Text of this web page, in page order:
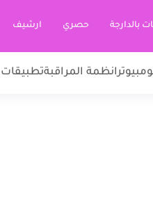
بالدارجة حصري ارشيف
انظمة المراقبةتطبيقات